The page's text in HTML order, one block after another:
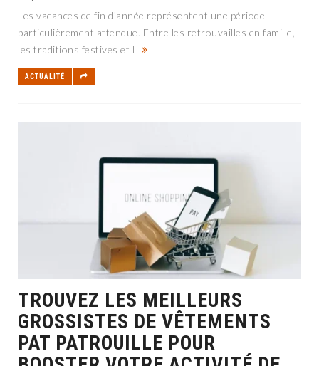
Les vacances de fin d’année représentent une période
particulièrement attendue. Entre les retrouvailles en famille,
les traditions festives et l
ACTUALITÉ
TROUVEZ LES MEILLEURS
GROSSISTES DE VÊTEMENTS
PAT PATROUILLE POUR